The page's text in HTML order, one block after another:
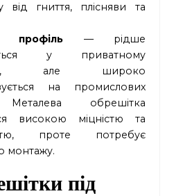
від гниття, плісняви та
профіль — рідше
у приватному
але широко
на промислових
Металева обрешітка
високою міцністю та
проте потребує
монтажу.
під